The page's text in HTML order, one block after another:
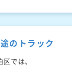
のトラック
では、